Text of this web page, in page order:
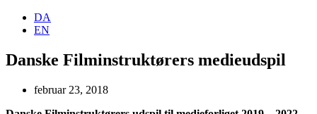
DA
EN
Danske Filminstruktørers medieudspil
februar 23, 2018